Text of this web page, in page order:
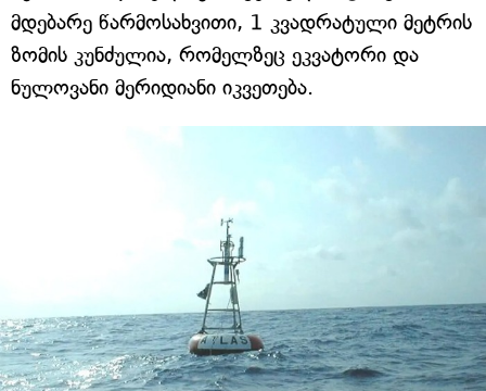
მდებარე წარმოსახვითი, 1 კვადრატული მეტრის
ზომის კუნძულია, რომელზეც ეკვატორი და
ნულოვანი მერიდიანი იკვეთება.